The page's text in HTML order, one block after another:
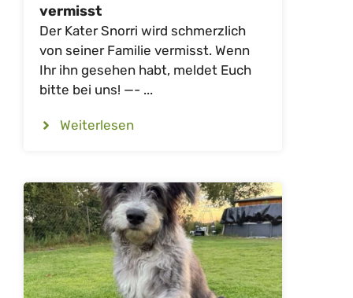
vermisst
Der Kater Snorri wird schmerzlich
von seiner Familie vermisst. Wenn
Ihr ihn gesehen habt, meldet Euch
bitte bei uns! —- ...
Weiterlesen